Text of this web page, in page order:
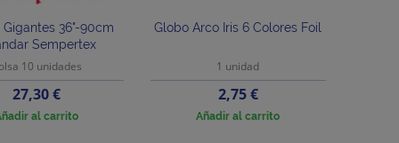
Gigantes 36"-90cm
Sempertex
10 unidades
Precio
27,30 €
al carrito
Globo Arco Iris 6 Colores Foil
1 unidad
Precio
2,75 €
Añadir al carrito